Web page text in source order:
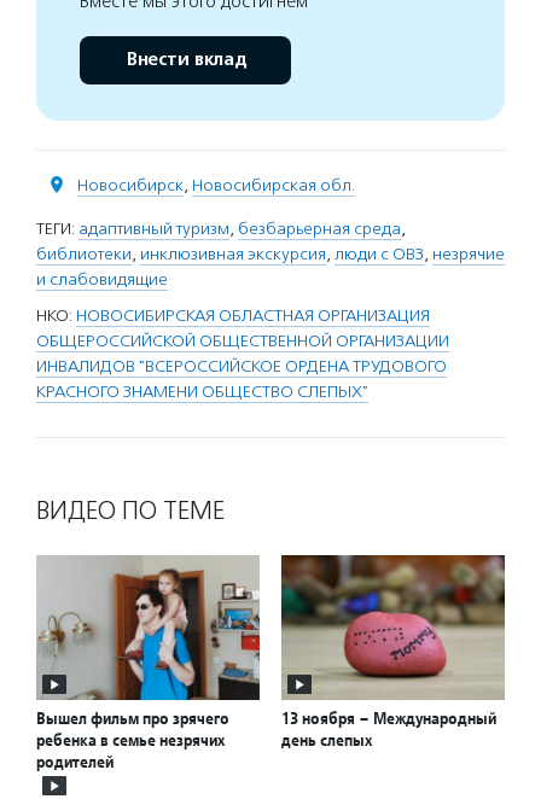
Внести вклад
Новосибирск, Новосибирская обл.
ТЕГИ: адаптивный туризм, безбарьерная среда,
библиотеки, инклюзивная экскурсия, люди с ОВЗ, незрячие
и слабовидящие
НКО: НОВОСИБИРСКАЯ ОБЛАСТНАЯ ОРГАНИЗАЦИЯ
ОБЩЕРОССИЙСКОЙ ОБЩЕСТВЕННОЙ ОРГАНИЗАЦИИ
ИНВАЛИДОВ "ВСЕРОССИЙСКОЕ ОРДЕНА ТРУДОВОГО
КРАСНОГО ЗНАМЕНИ ОБЩЕСТВО СЛЕПЫХ"
ВИДЕО ПО ТЕМЕ
Вышел фильм про зрячего
ребенка в семье незрячих
родителей
13 ноября – Международный
день слепых